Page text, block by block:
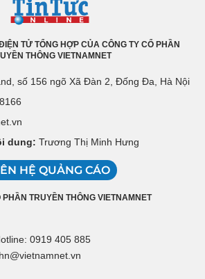
TỬ TỔNG HỢP CỦA CÔNG TY CỔ PHẦN
THÔNG VIETNAMNET
số 156 ngõ Xã Đàn 2, Đống Đa, Hà Nội
dung: Trương Thị Minh Hưng
HỆ QUẢNG CÁO
PHẦN TRUYỀN THÔNG VIETNAMNET
0919 405 885